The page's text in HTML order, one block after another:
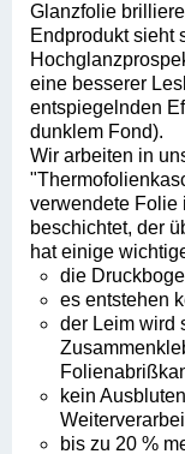
Glanzfolie
Endprodukt sieht
eine besserer
entspiegelnden
dunklem Fond).
Wir arbeiten in
verwendete Folie
beschichtet, der
hat einige
die
es entstehen
der Leim wird
kein
bis zu 20 %